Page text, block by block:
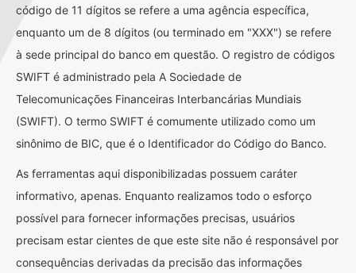
código de 11 dígitos se refere a uma agência específica,
enquanto um de 8 dígitos (ou terminado em "XXX") se refere
à sede principal do banco em questão. O registro de códigos
SWIFT é administrado pela A Sociedade de
Telecomunicações Financeiras Interbancárias Mundiais
(SWIFT). O termo SWIFT é comumente utilizado como um
sinônimo de BIC, que é o Identificador do Código do Banco.
As ferramentas aqui disponibilizadas possuem caráter
informativo, apenas. Enquanto realizamos todo o esforço
possível para fornecer informações precisas, usuários
precisam estar cientes de que este site não é responsável por
consequências derivadas da precisão das informações